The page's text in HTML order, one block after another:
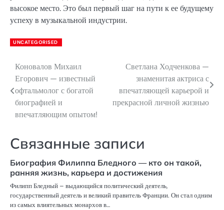
высокое место. Это был первый шаг на пути к ее будущему
успеху в музыкальной индустрии.
UNCATEGORISED
Навигация
по
записям
Коновалов Михаил
Егорович — известный
офтальмолог с богатой
биографией и
впечатляющим опытом!
Светлана Ходченкова —
знаменитая актриса с
впечатляющей карьерой и
прекрасной личной жизнью
Связанные записи
Биография Филиппа Бледного — кто он такой,
ранняя жизнь, карьера и достижения
Филипп Бледный – выдающийся политический деятель,
государственный деятель и великий правитель Франции. Он стал одним
из самых влиятельных монархов в…